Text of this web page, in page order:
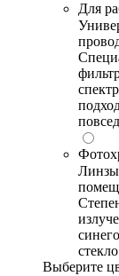
Для
Линзы
Выберите